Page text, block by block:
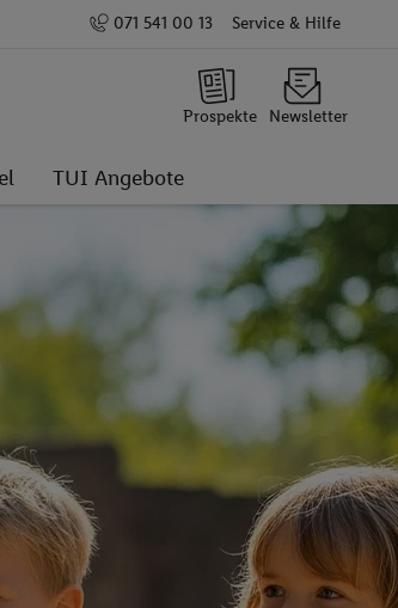
071 541 00 13 Service & Hilfe
Prospekte Newsletter
TUI Angebote